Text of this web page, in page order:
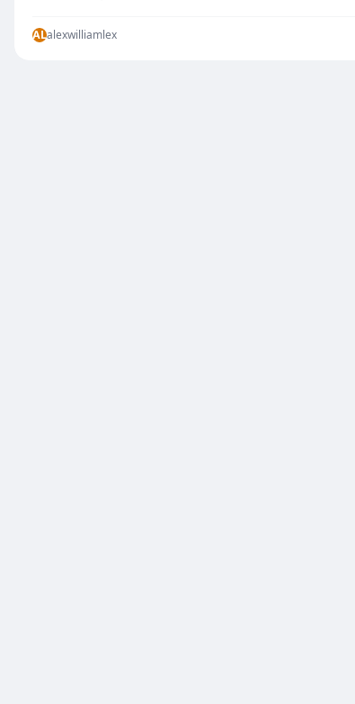
ALalexwilliamlex